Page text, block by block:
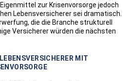
zur Krisenvorsorge jedoch
Lebensversicherer sei dramatisch.
die die Branche strukturell
Versicherer würden die nächsten
MIT